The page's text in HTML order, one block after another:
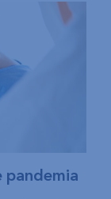
pandemia